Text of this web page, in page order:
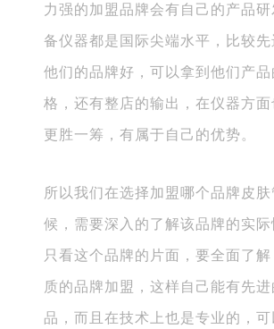
力强的加盟品牌会有自己的产品
备仪器都是国际尖端水平，比较
他们的品牌好，可以拿到他们产
格，还有整店的输出，在仪器方面
更胜一筹，有属于自己的优势。
所以我们在选择加盟哪个品牌皮
候，需要深入的了解该品牌的实
只看这个品牌的片面，要全面了
质的品牌加盟，这样自己能有先
品，而且在技术上也是专业的，